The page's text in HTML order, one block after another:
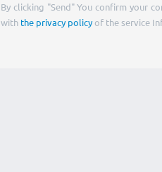
By clicking "Send" You confirm your
with the privacy policyof the service